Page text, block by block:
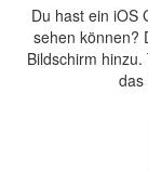
Du hast ein iOS
sehen können?
Bildschirm
das